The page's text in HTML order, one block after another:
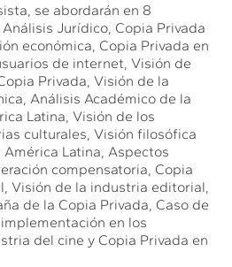
se abordarán en 8
Jurídico, Copia Privada
económica, Copia Privada en
de internet, Visión de
Privada, Visión de la
Análisis Académico de la
Latina, Visión de los
culturales, Visión filosófica
Latina, Aspectos
compensatoria, Copia
Visión de la industria editorial,
de la Copia Privada, Caso de
en los
del cine y Copia Privada en